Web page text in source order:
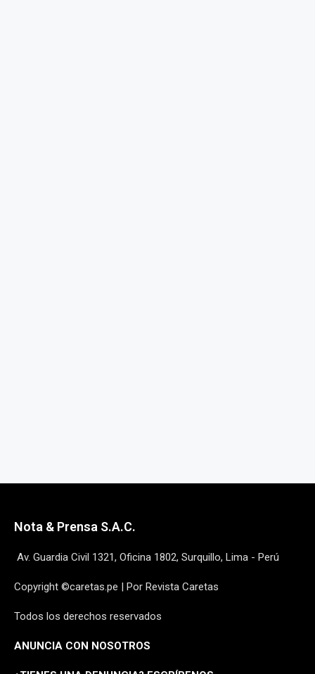
Nota & Prensa S.A.C.
Av. Guardia Civil 1321, Oficina 1802, Surquillo, Lima - Perú
Copyright ©caretas.pe | Por Revista Caretas
Todos los derechos reservados
ANUNCIA CON NOSOTROS